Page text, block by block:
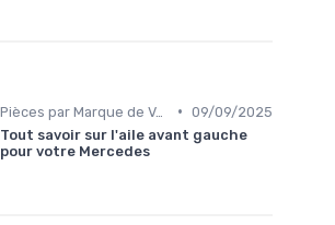
Pièces par Marque de Voiture • 09/09/2025
Tout savoir sur l'aile avant gauche
pour votre Mercedes